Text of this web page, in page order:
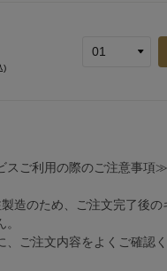
)
スご利用の際のご注意事項≫
造のため、ご注文完了後
ご注文内容をよくご確認く